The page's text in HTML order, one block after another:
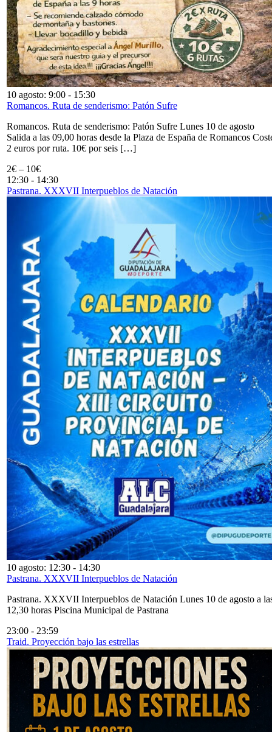
10 agosto: 9:00 - 15:30
Romancos. Ruta de senderismo: Patón Sufre
Romancos. Ruta de senderismo: Patón Sufre Lunes 10 de agosto
Salida a las 09,00 horas desde la Plaza de España de Romancos
2 euros por ruta. 10€ por seis […]
2€ – 10€
12:30 - 14:30
Pastrana. XXXVII Interpueblos de Natación
10 agosto: 12:30 - 14:30
Pastrana. XXXVII Interpueblos de Natación
Pastrana. XXXVII Interpueblos de Natación Lunes 10 de agosto a
12,30 horas Piscina Municipal de Pastrana
23:00 - 23:59
Traid. Proyección bajo las estrellas